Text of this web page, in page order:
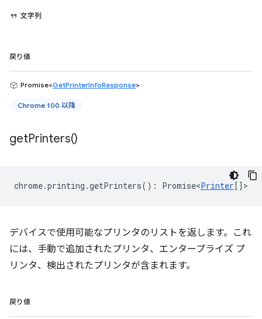
文字列
戻り値
Promise<GetPrinterInfoResponse>
Chrome 100 以降
getPrinters()
chrome.printing .getPrinters() : Promise<Printer[] >
デバイスで使用可能なプリンタのリストを返します。これ
には、手動で追加されたプリンタ、エンタープライズ プ
リンタ、検出されたプリンタが含まれます。
戻り値